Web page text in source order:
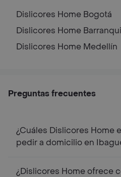
Dislicores Home Bogotá
Dislicores Home
Dislicores Home Medellín
Preguntas frecuentes
¿Cuáles Dislicores Home
pedir a domicilio en
¿Dislicores Home ofrece